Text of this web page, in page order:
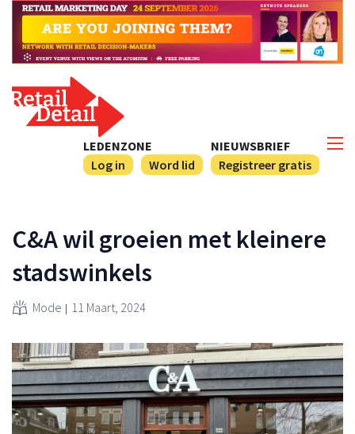
NIEUWSBRIEF
Registreer gratis
LEDENZONE
Log in
Word lid
C&A wil groeien met kleinere
stadswinkels
Mode 11 Maart, 2024